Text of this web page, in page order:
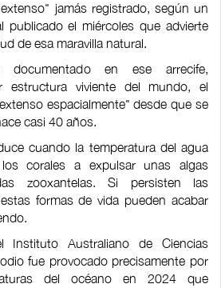
jamás registrado, según un
publicado el miércoles que advierte
de esa maravilla natural.
documentado en ese arrecife,
estructura viviente del mundo, el
espacialmente" desde que se
casi 40 años.
cuando la temperatura del agua
corales a expulsar unas algas
zooxantelas. Si persisten las
formas de vida pueden acabar
Instituto Australiano de Ciencias
fue provocado precisamente por
del océano en 2024 que